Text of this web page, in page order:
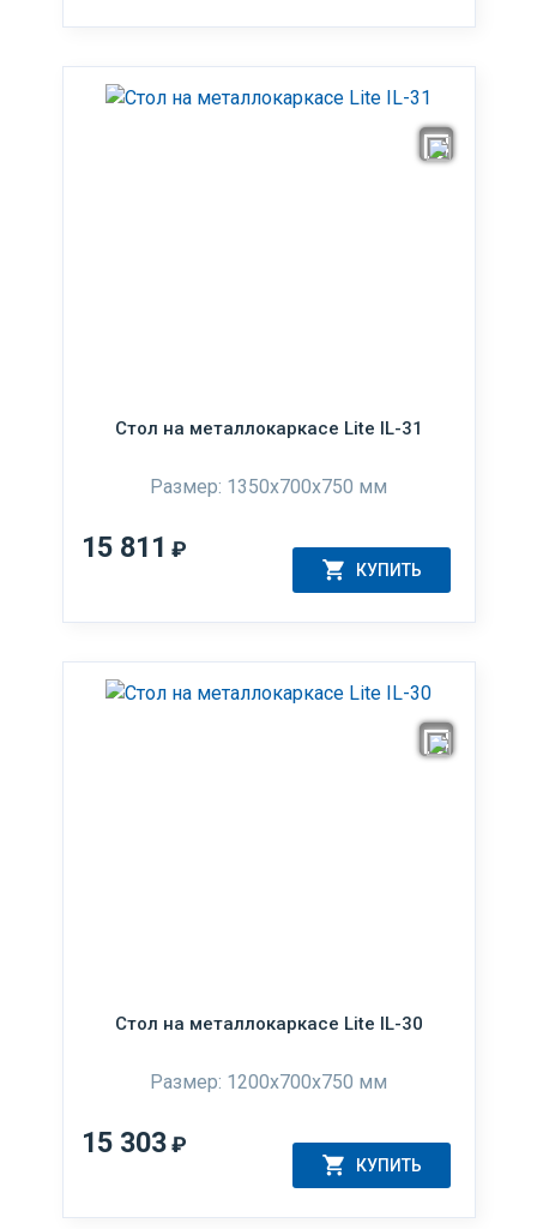
Стол на металлокаркасе Lite IL-31
Размер: 1350x700x750 мм
15 811 ₽
КУПИТЬ
Стол на металлокаркасе Lite IL-30
Размер: 1200x700x750 мм
15 303₽
КУПИТЬ